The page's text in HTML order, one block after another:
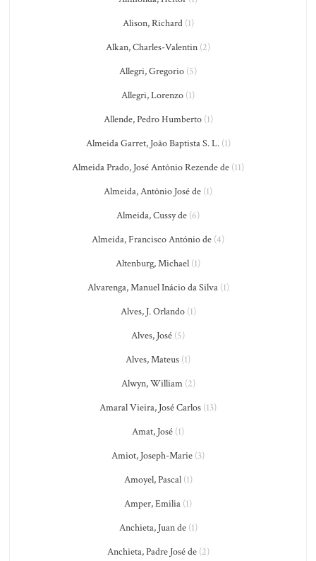
Alison, Richard(1)
Alkan, Charles-Valentin (2)
Allegri, Gregorio (5)
Allegri, Lorenzo (1)
Allende, Pedro Humberto(1)
Almeida Garret, João Baptista S. L.(1)
Almeida Prado, José Antônio Rezende de (11)
Almeida, Antônio José de (1)
Almeida, Cussy de (6)
Almeida, Francisco António de (4)
Altenburg, Michael (1)
Alvarenga, Manuel Inácio da Silva(1)
Alves, J. Orlando(1)
Alves, José (5)
Alves, Mateus (1)
Alwyn, William(2)
Amaral Vieira, José Carlos (13)
Amat, José (1)
Amiot, Joseph-Marie (3)
Amoyel, Pascal(1)
Amper, Emilia (1)
Anchieta, Juan de(1)
Anchieta, Padre José de(2)